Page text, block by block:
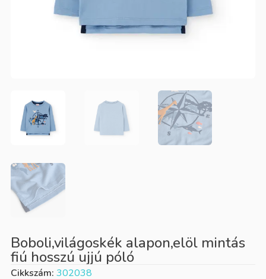
Boboli,világoskék alapon,elöl mintás
fiú hosszú ujjú póló
Cikkszám: 302038